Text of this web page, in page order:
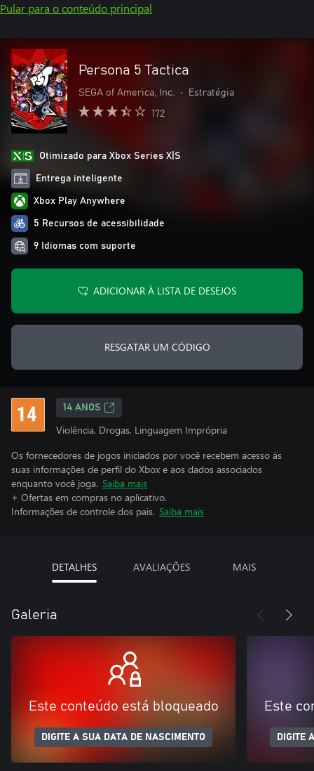
Pular para o conteúdo principal
Persona 5 Tactica
SEGA of America, Inc. • Estratégia
172
Otimizado para Xbox Series X|S
Entrega inteligente
Xbox Play Anywhere
5 Recursos de acessibilidade
9 Idiomas com suporte
ADICIONAR À LISTA DE DESEJOS
RESGATAR UM CÓDIGO
14 ANOS
Violência, Drogas, Linguagem Imprópria
Os fornecedores de jogos iniciados por você recebem acesso às
suas informações de perfil do Xbox e aos dados associados
enquanto você joga. Saiba mais
+ Ofertas em compras no aplicativo.
Informações de controle dos pais. Saiba mais
DETALHES AVALIAÇÕES MAIS
Galeria
Este conteúdo está bloqueado
DIGITE A SUA DATA DE NASCIMENTO
Este
DIGITE